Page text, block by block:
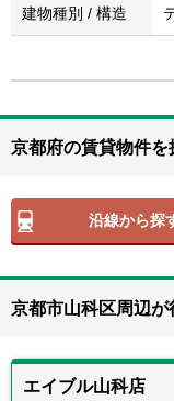
建物種別 / 構造
京都府の賃貸物件を
沿線から探
京都市山科区周辺
エイブル山科店